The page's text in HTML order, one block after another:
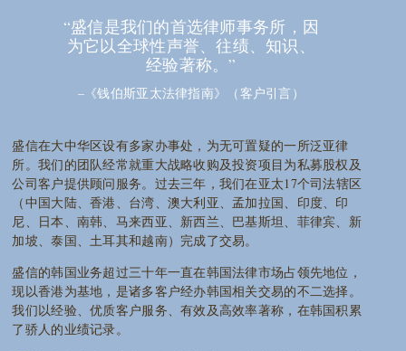
“盛信是我们的首选律师事务所，因
为它以全球性声誉、往绩、知识、
经验著称。”
–《钱伯斯亚太法律指南》（客户引言）
盛信在大中华区设有多家办事处，为无可置疑的一所泛亚律
所。我们的团队经常就重大战略收购及投资项目为私募股权及
公司客户提供顾问服务。过去三年，我们在亚太17个司法辖区
（中国大陆、香港、台湾、澳大利亚、孟加拉国、印度、印
尼、日本、南韩、马来西亚、新西兰、巴基斯坦、菲律宾、新
加坡、泰国、土耳其和越南）完成了交易。
盛信的韩国业务超过三十年一直在韩国法律市场占领先地位，
现以香港为基地，是诸多客户经办韩国相关交易的不二选择。
我们以经验、优质客户服务、有效及高效率著称，在韩国积累
了骄人的业绩记录。